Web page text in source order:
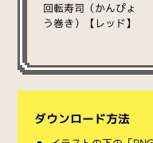
回転寿司（かんぴょ
う巻き）【レッド】
ダウンロード方法